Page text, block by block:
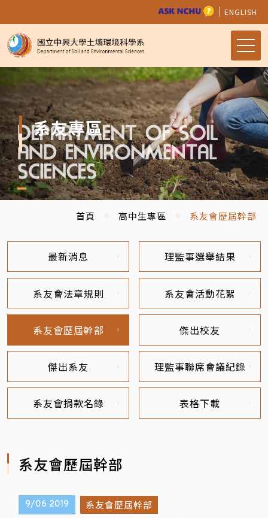
ENGLISH
系友專區
首頁 高中生專區 系友會歷屆幹部
最新消息 理監事選舉結果
系友會法章規則 系友會活動花絮
系友會歷屆幹部 傑出校友
傑出系友 理監事聯席會議紀錄
系友會捐款名錄 表格下載
系友會歷屆幹部
9/06 2019 系友會歷屆幹部